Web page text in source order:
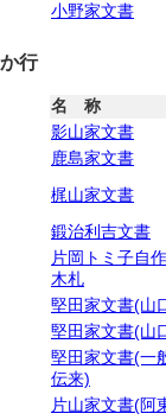
小野家文書
か行
名 称
影山家文書
鹿島家文書
梶山家文書
鍛治利吉文書
片岡トミ子自
木札
堅田家文書(山
堅田家文書(山
堅田家文書(一
伝来)
片山家文書(阿